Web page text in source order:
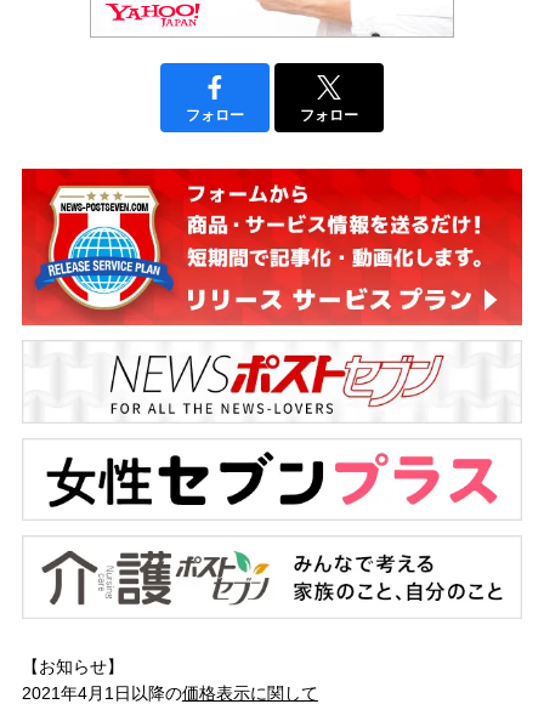
フォロー フォロー
【お知らせ】
2021年4月1日以降の価格表示に関して